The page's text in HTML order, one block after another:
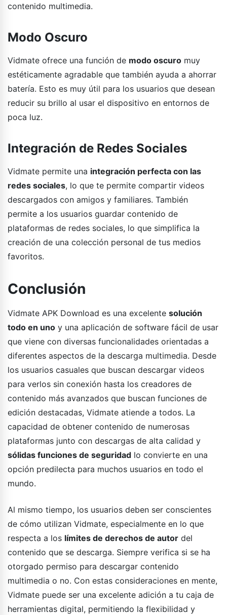
contenido multimedia.
Modo Oscuro
Vidmate ofrece una función de modo oscuro muy
estéticamente agradable que también ayuda a ahorrar
batería. Esto es muy útil para los usuarios que desean
reducir su brillo al usar el dispositivo en entornos de
poca luz.
Integración de Redes Sociales
Vidmate permite una integración perfecta con las
redes sociales, lo que te permite compartir videos
descargados con amigos y familiares. También
permite a los usuarios guardar contenido de
plataformas de redes sociales, lo que simplifica la
creación de una colección personal de tus medios
favoritos.
Conclusión
Vidmate APK Download es una excelente solución
todo en uno y una aplicación de software fácil de usar
que viene con diversas funcionalidades orientadas a
diferentes aspectos de la descarga multimedia. Desde
los usuarios casuales que buscan descargar videos
para verlos sin conexión hasta los creadores de
contenido más avanzados que buscan funciones de
edición destacadas, Vidmate atiende a todos. La
capacidad de obtener contenido de numerosas
plataformas junto con descargas de alta calidad y
sólidas funciones de seguridad lo convierte en una
opción predilecta para muchos usuarios en todo el
mundo.
Al mismo tiempo, los usuarios deben ser conscientes
de cómo utilizan Vidmate, especialmente en lo que
respecta a los límites de derechos de autor del
contenido que se descarga. Siempre verifica si se ha
otorgado permiso para descargar contenido
multimedia o no. Con estas consideraciones en mente,
Vidmate puede ser una excelente adición a tu caja de
herramientas digital, permitiendo la flexibilidad y